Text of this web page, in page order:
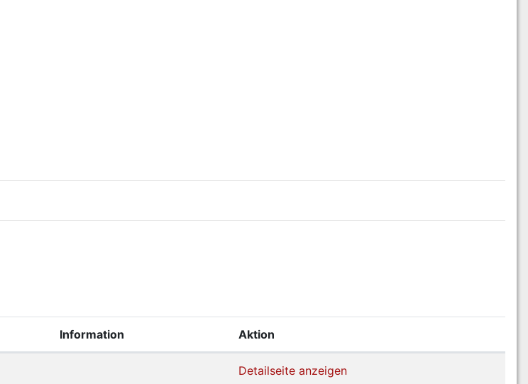
Information Aktion
Detailseite anzeigen